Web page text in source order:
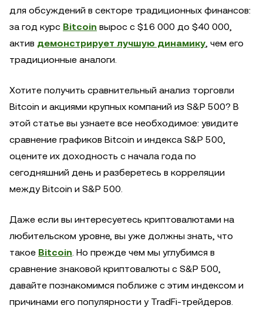
для обсуждений в секторе традиционных финансов:
за год курс Bitcoin вырос с $16 000 до $40 000,
актив демонстрирует лучшую динамику, чем его
традиционные аналоги.
Хотите получить сравнительный анализ торговли
Bitcoin и акциями крупных компаний из S&P 500? В
этой статье вы узнаете все необходимое: увидите
сравнение графиков Bitcoin и индекса S&P 500,
оцените их доходность с начала года по
сегодняшний день и разберетесь в корреляции
между Bitcoin и S&P 500.
Даже если вы интересуетесь криптовалютами на
любительском уровне, вы уже должны знать, что
такое Bitcoin. Но прежде чем мы углубимся в
сравнение знаковой криптовалюты с S&P 500,
давайте познакомимся поближе с этим индексом и
причинами его популярности у TradFi-трейдеров.